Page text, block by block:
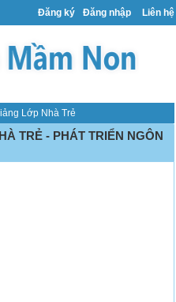
Đăng ký Đăng nhập Liên hệ
Lớp Nhà Trẻ
TRẺ - PHÁT TRIỂN NGÔN